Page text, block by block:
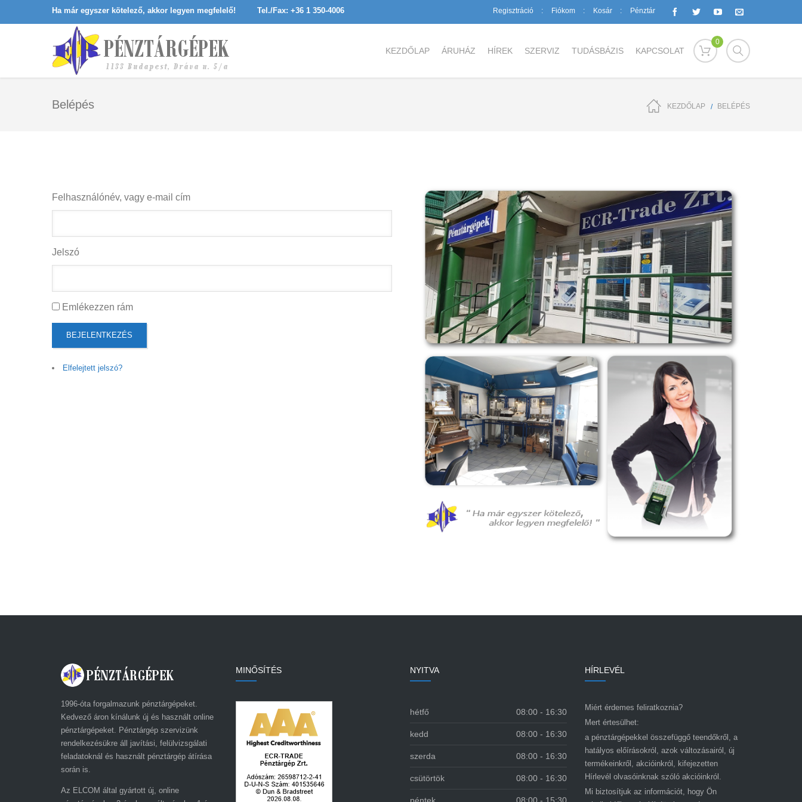
Ha már egyszer kötelező, akkor legyen megfelelő! Tel./Fax: +36 1 350-4006 Regisztráció Fiókom Kosár Pénztár
0
KEZDŐLAP ÁRUHÁZ HÍREK SZERVIZ TUDÁSBÁZIS KAPCSOLAT
Belépés KEZDŐLAP BELÉPÉS
Felhasználónév, vagy e-mail cím
Jelszó
Emlékezzen rám
BEJELENTKEZÉS
Elfelejtett jelszó?
1996-óta forgalmazunk pénztárgépeket.
Kedvező áron kínálunk új és használt online
pénztárgépeket. Pénztárgép szervizünk
rendelkezésükre áll javítási, felülvizsgálati
feladatoknál és használt pénztárgép átírása
során is.
Az ELCOM által gyártott új, online
MINŐSÍTÉS NYITVA
hétfő 08:00 - 16:30
kedd 08:00 - 16:30
szerda 08:00 - 16:30
csütörtök 08:00 - 16:30
HÍRLEVÉL
Miért érdemes feliratkoznia?
Mert értesülhet:
a pénztárgépekkel összefüggő teendőkről, a
hatályos előírásokról, azok változásairól, új
termékeinkről, akcióinkról, kifejezetten
Hírlevél olvasóinknak szóló akcióinkról.
Mi biztosítjuk az információt, hogy Ön